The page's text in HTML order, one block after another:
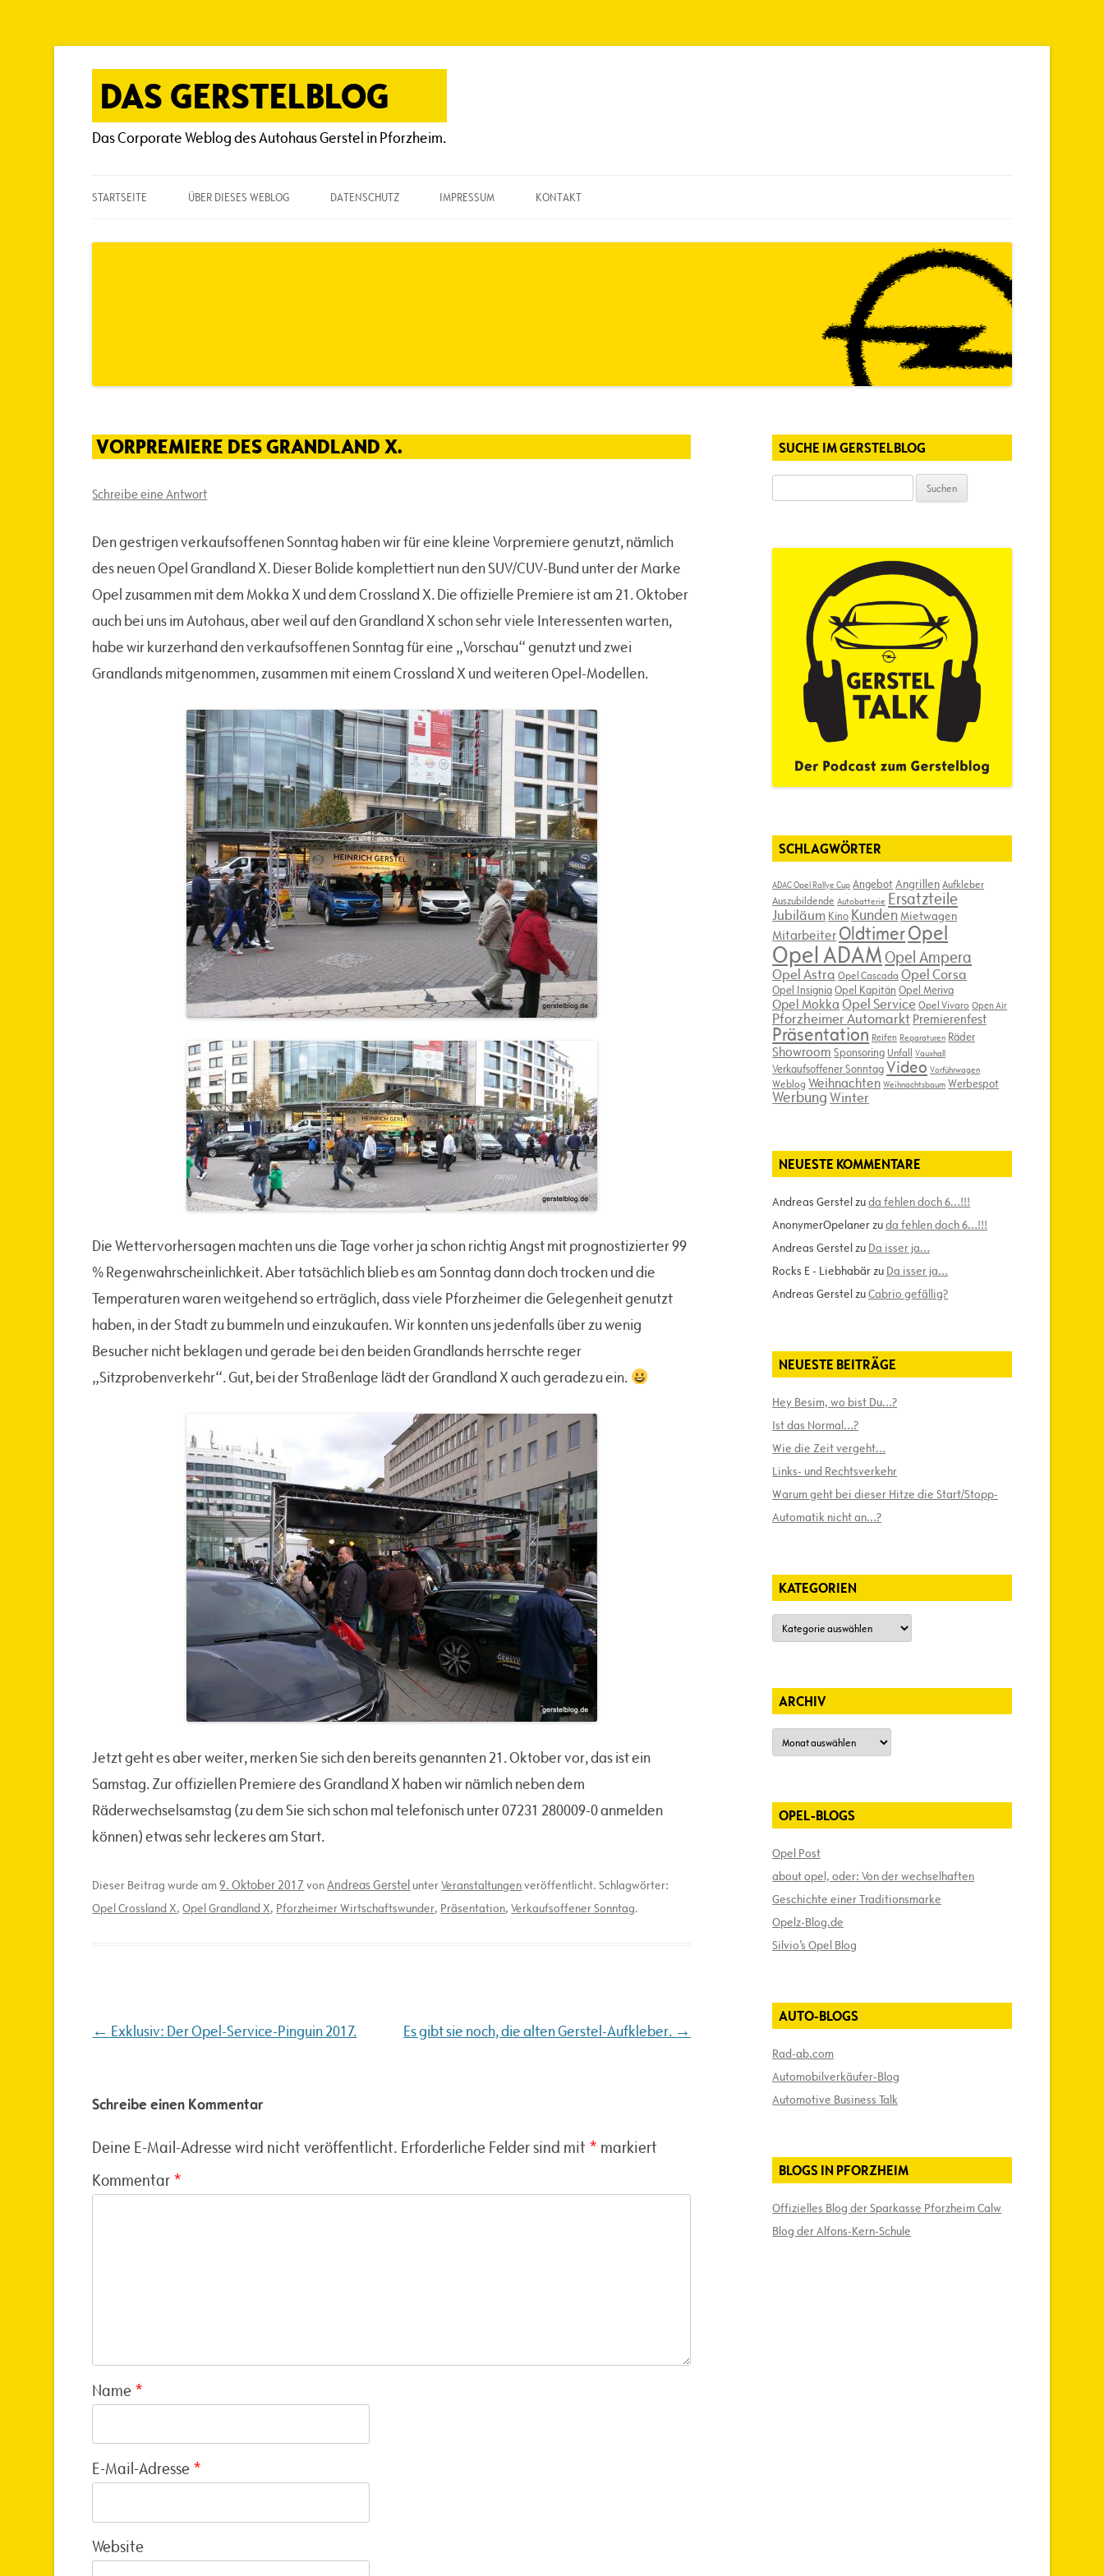
Zum
Inhalt
DAS GERSTELBLOG
Das Corporate Weblog des Autohaus Gerstel in Pforzheim.
STARTSEITE ÜBER DIESES WEBLOG DATENSCHUTZ IMPRESSUM KONTAKT
VORPREMIERE DES GRANDLAND X.
Schreibe eine Antwort
Den gestrigen verkaufsoffenen Sonntag haben wir für eine kleine Vorpremiere genutzt, nämlich
des neuen Opel Grandland X. Dieser Bolide komplettiert nun den SUV/CUV-Bund unter der Marke
Opel zusammen mit dem Mokka X und dem Crossland X. Die offizielle Premiere ist am 21. Oktober
auch bei uns im Autohaus, aber weil auf den Grandland X schon sehr viele Interessenten warten,
habe wir kurzerhand den verkaufsoffenen Sonntag für eine „Vorschau“ genutzt und zwei
Grandlands mitgenommen, zusammen mit einem Crossland X und weiteren Opel-Modellen.
Die Wettervorhersagen machten uns die Tage vorher ja schon richtig Angst mit prognostizierter 99
% Regenwahrscheinlichkeit. Aber tatsächlich blieb es am Sonntag dann doch trocken und die
Temperaturen waren weitgehend so erträglich, dass viele Pforzheimer die Gelegenheit genutzt
haben, in der Stadt zu bummeln und einzukaufen. Wir konnten uns jedenfalls über zu wenig
Besucher nicht beklagen und gerade bei den beiden Grandlands herrschte reger
„Sitzprobenverkehr“. Gut, bei der Straßenlage lädt der Grandland X auch geradezu ein.
Jetzt geht es aber weiter, merken Sie sich den bereits genannten 21. Oktober vor, das ist ein
Samstag. Zur offiziellen Premiere des Grandland X haben wir nämlich neben dem
Räderwechselsamstag (zu dem Sie sich schon mal telefonisch unter 07231 280009-0 anmelden
können) etwas sehr leckeres am Start.
Dieser Beitrag wurde am9. Oktober 2017 vonAndreas Gerstel unterVeranstaltungenveröffentlicht. Schlagwörter:
Opel Crossland X,Opel Grandland X, Pforzheimer Wirtschaftswunder, Präsentation,Verkaufsoffener Sonntag.
Beitragsnavigation
← Exklusiv: Der Opel-Service-Pinguin 2017. Es gibt sie noch, die alten Gerstel-Aufkleber. →
Schreibe einen Kommentar
Deine E-Mail-Adresse wird nicht veröffentlicht. Erforderliche Felder sind mit * markiert
Kommentar *
Name *
E-Mail-Adresse *
Website
SUCHE IM GERSTELBLOG
nach:
SCHLAGWÖRTER
ADAC Opel Rallye Cup AngebotAngrillenAufkleber
Auszubildende Autobatterie Ersatzteile
Jubiläum Kino Kunden Mietwagen
Mitarbeiter OldtimerOpel
Opel ADAM Opel Ampera
Opel Astra Opel Cascada Opel Corsa
Opel InsigniaOpel Kapitän Opel Meriva
Opel Mokka Opel ServiceOpel Vivaro Open Air
Pforzheimer Automarkt Premierenfest
Präsentation Reifen Reparaturen Räder
Showroom Sponsoring Unfall Vauxhall
Verkaufsoffener SonntagVideo Vorführwagen
Weblog Weihnachten Weihnachtsbaum Werbespot
WerbungWinter
NEUESTE KOMMENTARE
Andreas Gerstelzuda fehlen doch 6…!!!
AnonymerOpelanerzuda fehlen doch 6…!!!
Andreas Gerstelzu Da isser ja…
Rocks E - Liebhabärzu Da isser ja…
Andreas GerstelzuCabrio gefällig?
NEUESTE BEITRÄGE
Hey Besim, wo bist Du…?
Ist das Normal…?
Wie die Zeit vergeht…
Links- und Rechtsverkehr
Warum geht bei dieser Hitze die Start/Stopp-
Automatik nicht an…?
KATEGORIEN
Kategorien
ARCHIV
Archiv
OPEL-BLOGS
Opel Post
about opel, oder: Von der wechselhaften
Geschichte einer Traditionsmarke
Opelz-Blog.de
Silvio’s Opel Blog
AUTO-BLOGS
Rad-ab.com
Automobilverkäufer-Blog
Automotive Business Talk
BLOGS IN PFORZHEIM
Offizielles Blog der Sparkasse Pforzheim Calw
Blog der Alfons-Kern-Schule